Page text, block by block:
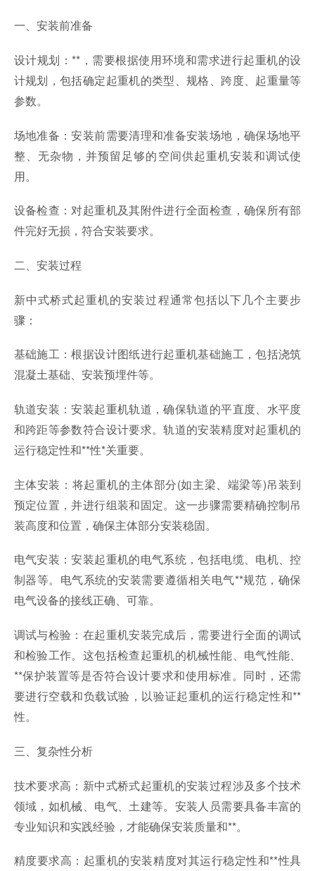
一、安装前准备
设计规划：**，需要根据使用环境和需求进行起重机的设
计规划，包括确定起重机的类型、规格、跨度、起重量等
参数。
场地准备：安装前需要清理和准备安装场地，确保场地平
整、无杂物，并预留足够的空间供起重机安装和调试使
用。
设备检查：对起重机及其附件进行全面检查，确保所有部
件完好无损，符合安装要求。
二、安装过程
新中式桥式起重机的安装过程通常包括以下几个主要步
骤：
基础施工：根据设计图纸进行起重机基础施工，包括浇筑
混凝土基础、安装预埋件等。
轨道安装：安装起重机轨道，确保轨道的平直度、水平度
和跨距等参数符合设计要求。轨道的安装精度对起重机的
运行稳定性和**性*关重要。
主体安装：将起重机的主体部分(如主梁、端梁等)吊装到
预定位置，并进行组装和固定。这一步骤需要精确控制吊
装高度和位置，确保主体部分安装稳固。
电气安装：安装起重机的电气系统，包括电缆、电机、控
制器等。电气系统的安装需要遵循相关电气**规范，确保
电气设备的接线正确、可靠。
调试与检验：在起重机安装完成后，需要进行全面的调试
和检验工作。这包括检查起重机的机械性能、电气性能、
**保护装置等是否符合设计要求和使用标准。同时，还需
要进行空载和负载试验，以验证起重机的运行稳定性和**
性。
三、复杂性分析
技术要求高：新中式桥式起重机的安装过程涉及多个技术
领域，如机械、电气、土建等。安装人员需要具备丰富的
专业知识和实践经验，才能确保安装质量和**。
精度要求高：起重机的安装精度对其运行稳定性和**性具